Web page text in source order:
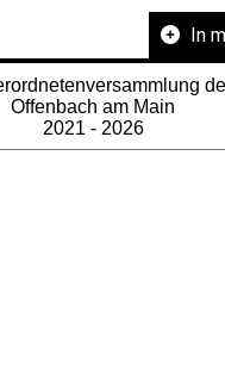
In
Offenbach am Main
2021 - 2026